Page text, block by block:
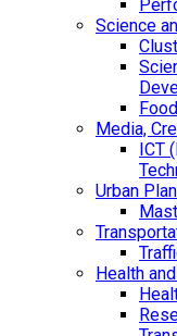
Science
Media,
ICT
Urban
Health